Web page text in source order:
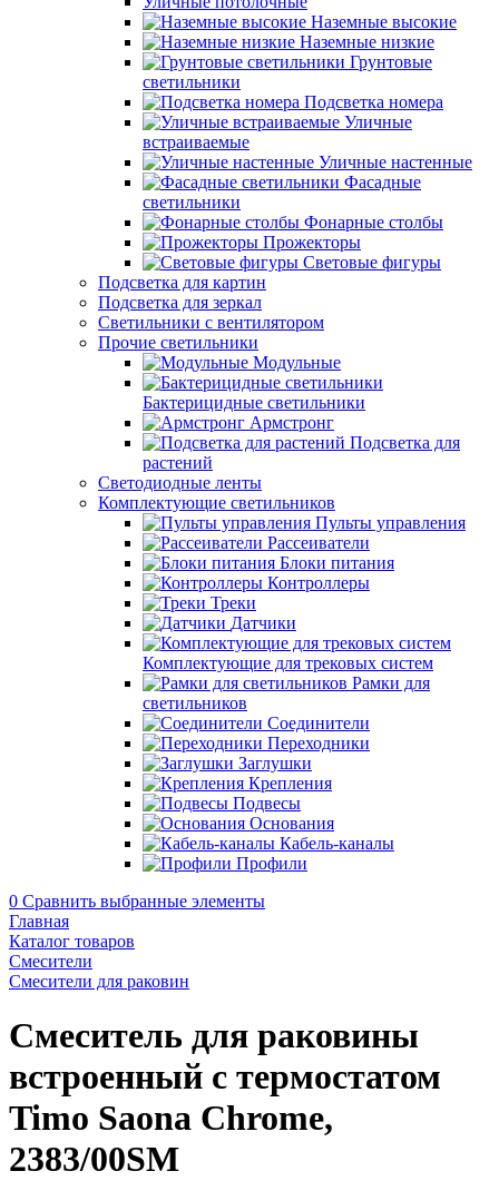
Наземные высокие
Наземные низкие
Грунтовые
светильники
Подсветка номера
Уличные
встраиваемые
Уличные настенные
Фасадные
светильники
Фонарные столбы
Прожекторы
Световые фигуры
Подсветка для картин
Подсветка для зеркал
Светильники с вентилятором
Прочие светильники
Модульные
Бактерицидные светильники
Армстронг
Подсветка для
растений
Светодиодные ленты
Комплектующие светильников
Пульты управления
Рассеиватели
Блоки питания
Контроллеры
Треки
Датчики
Комплектующие для трековых систем
Рамки для
светильников
Соединители
Переходники
Заглушки
Крепления
Подвесы
Основания
Кабель-каналы
Профили
0 Сравнить выбранные элементы
Главная
Каталог товаров
Смесители
Смесители для раковин
Смеситель для раковины
встроенный с термостатом
Timo Saona Chrome,
2383/00SM